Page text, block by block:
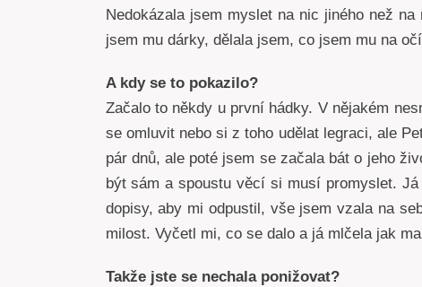
Nedokázala jsem myslet na nic jiného než
jsem mu dárky, dělala jsem, co jsem mu na
A kdy se to pokazilo?
Začalo to někdy u první hádky. V nějakém
se omluvit nebo si z toho udělat legraci, ale
pár dnů, ale poté jsem se začala bát o jeho
být sám a spoustu věcí si musí promyslet.
dopisy, aby mi odpustil, vše jsem vzala na
milost. Vyčetl mi, co se dalo a já mlčela jak
Takže jste se nechala ponižovat?